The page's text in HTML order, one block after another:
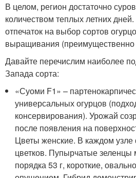
В целом, регион достаточно
количеством теплых летних
отпечаток на выбор сортов
выращивания (преимущественно
Давайте перечислим наиболее
Запада сорта:
«Суоми F1» –
универсальных огурцов
консервирования). Урожай
после появления на
Цветы женские. В каждом узле
цветков. Пупырчатые зеленцы
порядка 53 г, короткие,